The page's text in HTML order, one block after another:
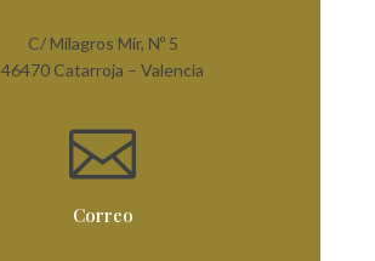
C/ Milagros Mir, Nº 5
46470 Catarroja – Valencia

Correo